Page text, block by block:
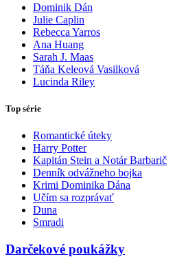
Dominik Dán
Julie Caplin
Rebecca Yarros
Ana Huang
Sarah J. Maas
Táňa Keleová Vasilková
Lucinda Riley
Top série
Romantické úteky
Harry Potter
Kapitán Stein a Notár Barbarič
Denník odvážneho bojka
Krimi Dominika Dána
Učím sa rozprávať
Duna
Smradi
Darčekové poukážky